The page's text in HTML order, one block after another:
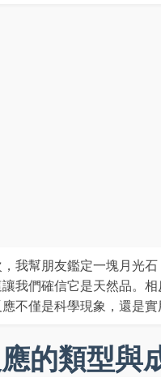
我幫朋友鑑定一塊月光
我們確信它是天然品。
不僅是科學現象，還是實
的類型與